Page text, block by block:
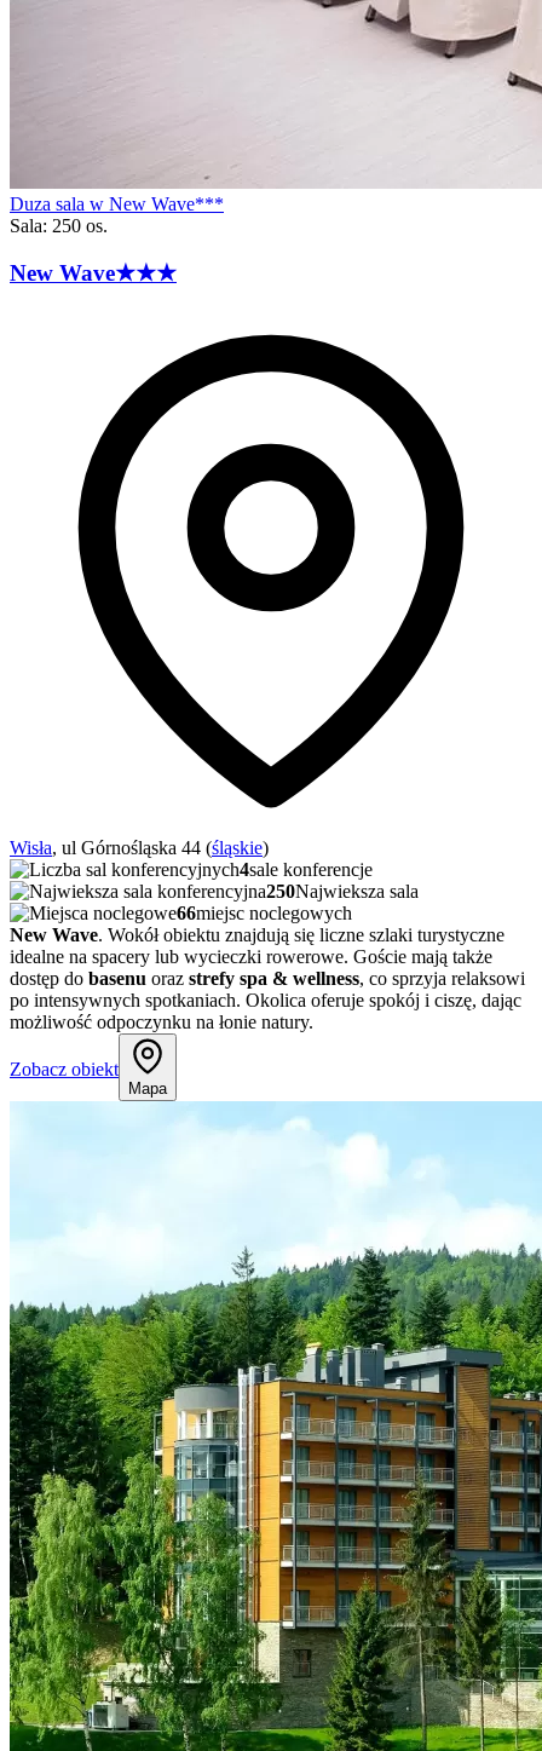
Duza sala w New Wave***
Sala: 250 os.
New Wave★★★
Wisła, ul Górnośląska 44 (śląskie)
4sale konferencje
250Najwieksza sala
66miejsc noclegowych
New Wave. Wokół obiektu znajdują się liczne szlaki turystyczne
idealne na spacery lub wycieczki rowerowe. Goście mają także
dostęp do basenu oraz strefy spa & wellness, co sprzyja relaksowi
po intensywnych spotkaniach. Okolica oferuje spokój i ciszę, dając
możliwość odpoczynku na łonie natury.
Zobacz obiekt
Mapa